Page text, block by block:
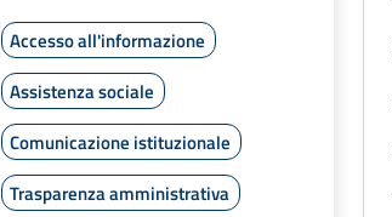
Accesso all'informazione
Assistenza sociale
Comunicazione istituzionale
Trasparenza amministrativa